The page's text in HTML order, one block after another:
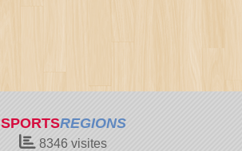
SPORTSREGIONS
8346 visites